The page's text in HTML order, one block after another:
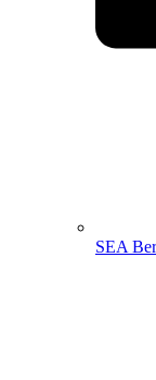
SEA